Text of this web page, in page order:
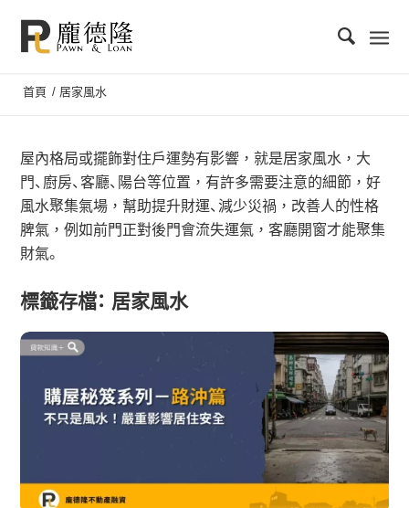
首頁 / 居家風水
屋內格局或擺飾對住戶運勢有影響，就是居家風水，大
門、廚房、客廳、陽台等位置，有許多需要注意的細節，好
風水聚集氣場，幫助提升財運、減少災禍，改善人的性格
脾氣，例如前門正對後門會流失運氣，客廳開窗才能聚集
財氣。
標籤存檔： 居家風水